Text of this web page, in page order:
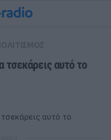
τσεκάρεις αυτό το